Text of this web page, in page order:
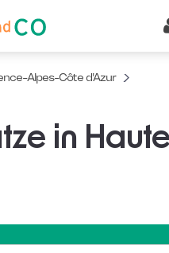
Alpes-Côte d'Azur
in